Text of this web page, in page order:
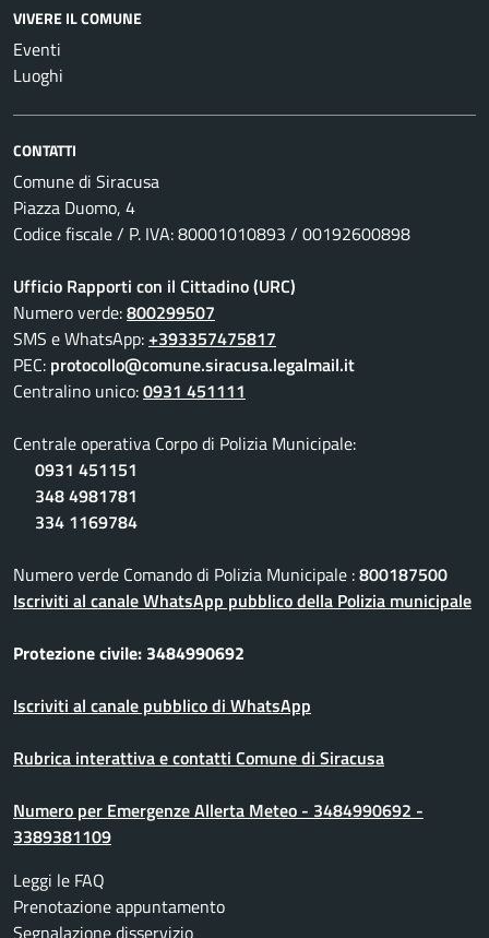
VIVERE IL COMUNE
Eventi
Luoghi
CONTATTI
Comune di Siracusa
Piazza Duomo, 4
Codice fiscale / P. IVA: 80001010893 / 00192600898
Ufficio Rapporti con il Cittadino (URC)
Numero verde:800299507
SMS e WhatsApp:+393357475817
PEC: protocollo@comune.siracusa.legalmail.it
Centralino unico:0931 451111
Centrale operativa Corpo di Polizia Municipale:
0931 451151
348 4981781
334 1169784
Numero verde Comando di Polizia Municipale :800187500
Iscriviti al canale WhatsApp pubblico della Polizia municipale
Protezione civile: 3484990692
Iscriviti al canale pubblico di WhatsApp
Rubrica interattiva e contatti Comune di Siracusa
Numero per Emergenze Allerta Meteo - 3484990692 -
3389381109
Leggi le FAQ
Prenotazione appuntamento